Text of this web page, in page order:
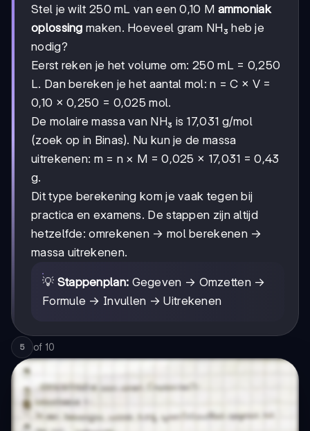
Stel je wilt 250 mL van een 0,10 M ammoniak
oplossing maken. Hoeveel gram NH₃ heb je
nodig?
Eerst reken je het volume om: 250 mL = 0,250
L. Dan bereken je het aantal mol: n = C × V =
0,10 × 0,250 = 0,025 mol.
De molaire massa van NH₃ is 17,031 g/mol
(zoek op in Binas). Nu kun je de massa
uitrekenen: m = n × M = 0,025 × 17,031 = 0,43
g.
Dit type berekening kom je vaak tegen bij
practica en examens. De stappen zijn altijd
hetzelfde: omrekenen → mol berekenen →
massa uitrekenen.
💡 Stappenplan: Gegeven → Omzetten →
Formule → Invullen → Uitrekenen
5 of 10